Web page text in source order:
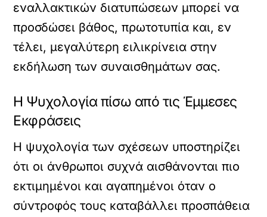
εναλλακτικών διατυπώσεων μπορεί να
προσδώσει βάθος, πρωτοτυπία και, εν
τέλει, μεγαλύτερη ειλικρίνεια στην
εκδήλωση των συναισθημάτων σας.
Η Ψυχολογία πίσω από τις Έμμεσες
Εκφράσεις
Η ψυχολογία των σχέσεων υποστηρίζει
ότι οι άνθρωποι συχνά αισθάνονται πιο
εκτιμημένοι και αγαπημένοι όταν ο
σύντροφός τους καταβάλλει προσπάθεια